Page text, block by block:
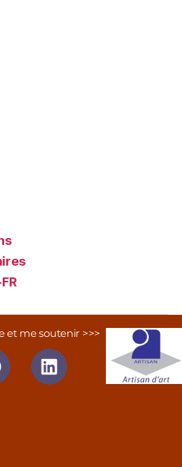
et me soutenir >>>